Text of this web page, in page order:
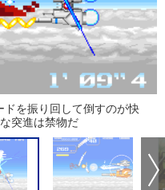
を振り回して倒すのが快
突進は禁物だ